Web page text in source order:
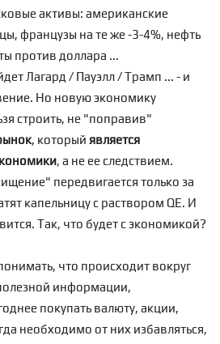
активы: американские
французы на те же -3-4%, нефть
против доллара ...
Лагард / Пауэлл / Трамп ... - и
Но новую экономику
строить, не "поправив"
, который является
, а не ее следствием.
передвигается только за
капельницу с раствором QE. И
Так, что будет с экономикой?
что происходит вокруг
информации,
покупать валюту, акции,
необходимо от них избавляться,